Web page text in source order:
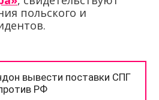
польского и